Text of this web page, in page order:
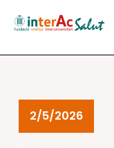
Esdeveniments
2/5/2026